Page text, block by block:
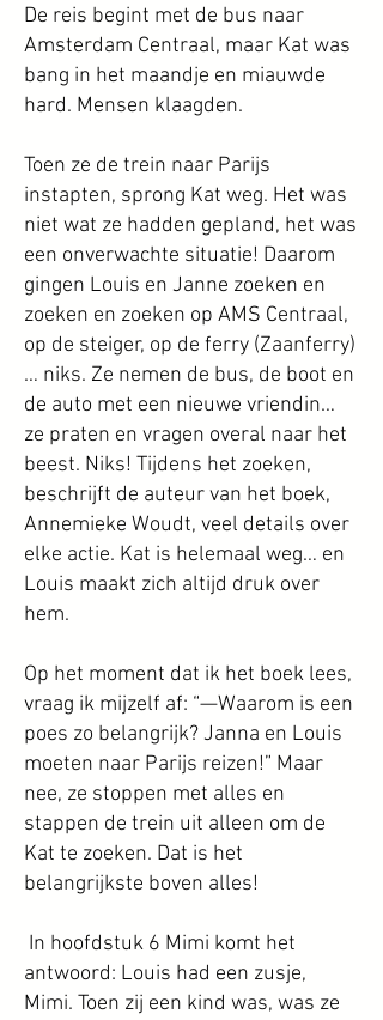
De reis begint met de bus naar
Amsterdam Centraal, maar Kat was
bang in het maandje en miauwde
hard. Mensen klaagden.
Toen ze de trein naar Parijs
instapten, sprong Kat weg. Het was
niet wat ze hadden gepland, het was
een onverwachte situatie! Daarom
gingen Louis en Janne zoeken en
zoeken en zoeken op AMS Centraal,
op de steiger, op de ferry (Zaanferry)
… niks. Ze nemen de bus, de boot en
de auto met een nieuwe vriendin…
ze praten en vragen overal naar het
beest. Niks! Tijdens het zoeken,
beschrijft de auteur van het boek,
Annemieke Woudt, veel details over
elke actie. Kat is helemaal weg… en
Louis maakt zich altijd druk over
hem.
Op het moment dat ik het boek lees,
vraag ik mijzelf af: “—Waarom is een
poes zo belangrijk? Janna en Louis
moeten naar Parijs reizen!” Maar
nee, ze stoppen met alles en
stappen de trein uit alleen om de
Kat te zoeken. Dat is het
belangrijkste boven alles!
In hoofdstuk 6 Mimi komt het
antwoord: Louis had een zusje,
Mimi. Toen zij een kind was, was ze